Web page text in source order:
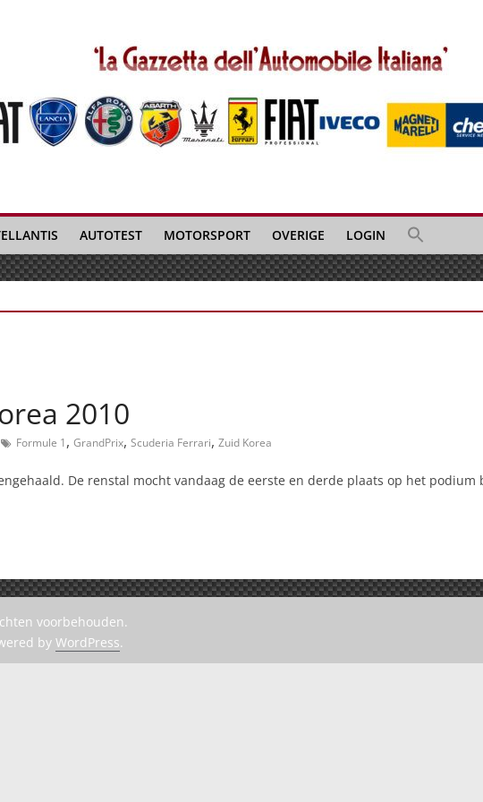
AUTOTEST MOTORSPORT OVERIGE LOGIN
2010
Formule 1, GrandPrix, Scuderia Ferrari, Zuid Korea
De renstal mocht vandaag de eerste en derde plaats op het podium
voorbehouden.
by WordPress.